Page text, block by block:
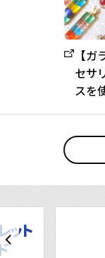
【
セサ
スを